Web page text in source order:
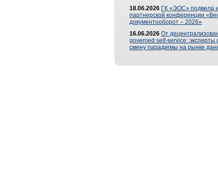
18.06.2026 ГК «ЭОС» подвела
партнерской конференции
документооборот – 2026»
16.06.2026 От
governed self-service: эксперты
смену парадигмы на рынке